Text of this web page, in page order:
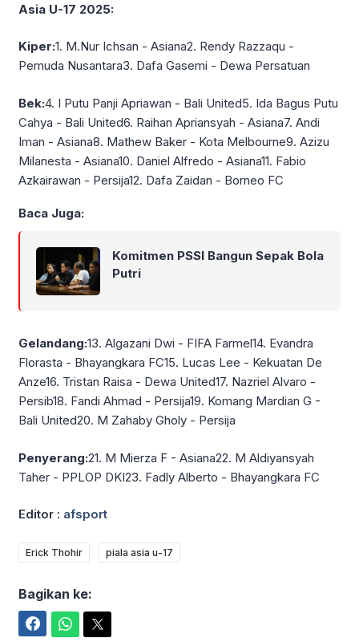
Asia U-17 2025:
Kiper:1. M.Nur Ichsan - Asiana2. Rendy Razzaqu -
Pemuda Nusantara3. Dafa Gasemi - Dewa Persatuan
Bek:4. I Putu Panji Apriawan - Bali United5. Ida Bagus Putu
Cahya - Bali United6. Raihan Apriansyah - Asiana7. Andi
Iman - Asiana8. Mathew Baker - Kota Melbourne9. Azizu
Milanesta - Asiana10. Daniel Alfredo - Asiana11. Fabio
Azkairawan - Persija12. Dafa Zaidan - Borneo FC
Baca Juga:
Komitmen PSSI Bangun Sepak Bola
Putri
Gelandang:13. Algazani Dwi - FIFA Farmel14. Evandra
Florasta - Bhayangkara FC15. Lucas Lee - Kekuatan De
Anze16. Tristan Raisa - Dewa United17. Nazriel Alvaro -
Persib18. Fandi Ahmad - Persija19. Komang Mardian G -
Bali United20. M Zahaby Gholy - Persija
Penyerang:21. M Mierza F - Asiana22. M Aldiyansyah
Taher - PPLOP DKI23. Fadly Alberto - Bhayangkara FC
Editor : afsport
Erick Thohir piala asia u-17
Bagikan ke: